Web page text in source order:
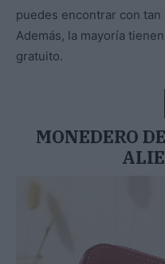
puedes encontrar con
Además, la mayoría
gratuito.
MONEDERO